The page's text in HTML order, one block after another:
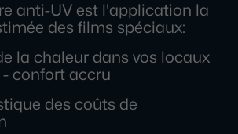
anti-UV est l'application la
des films spéciaux:
la chaleur dans vos locaux
confort accru
des coûts de